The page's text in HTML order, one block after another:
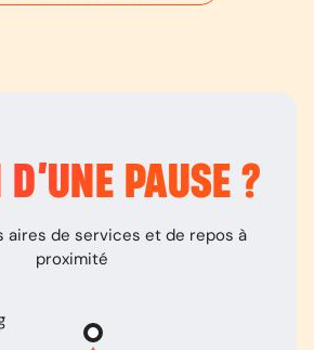
UNE PAUSE ?
aires de services et de repos à
proximité